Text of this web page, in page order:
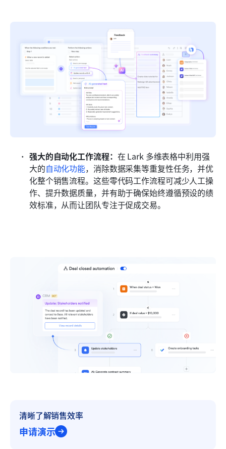
强大的自动化工作流程： 在 Lark 多维表格中利用强
大的自动化功能，消除数据采集等重复性任务，并优
化整个销售流程。这些零代码工作流程可减少人工操
作、提升数据质量，并有助于确保始终遵循预设的绩
效标准，从而让团队专注于促成交易。
清晰了解销售效率
申请演示